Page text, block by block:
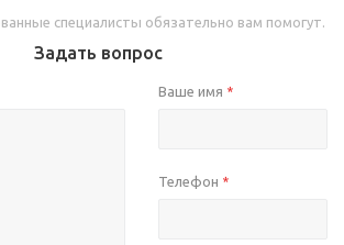
специалисты обязательно вам помогут.
Задать вопрос
Ваше имя *
Телефон *